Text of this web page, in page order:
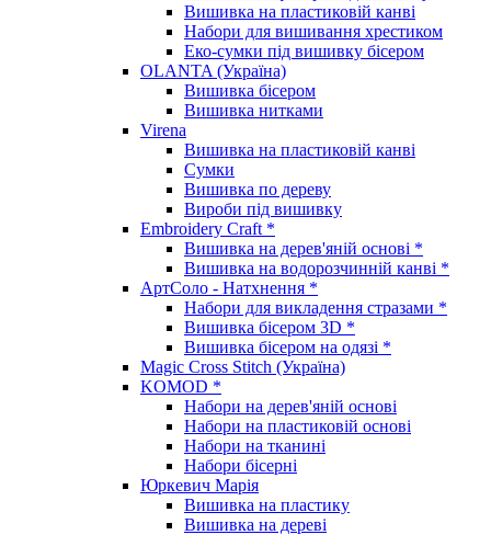
Вишивка на пластиковій канві
Набори для вишивання хрестиком
Еко-сумки під вишивку бісером
OLANTA (Україна)
Вишивка бісером
Вишивка нитками
Virena
Вишивка на пластиковій канві
Сумки
Вишивка по дереву
Вироби під вишивку
Embroidery Craft *
Вишивка на дерев'яній основі *
Вишивка на водорозчинній канві *
АртСоло - Натхнення *
Набори для викладення стразами *
Вишивка бісером 3D *
Вишивка бісером на одязі *
Magic Cross Stitch (Україна)
KOMOD *
Набори на дерев'яній основі
Набори на пластиковій основі
Набори на тканині
Набори бісерні
Юркевич Марія
Вишивка на пластику
Вишивка на дереві